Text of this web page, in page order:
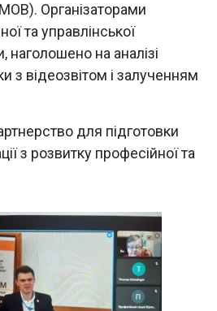
Організаторами
та управлінської
наголошено на аналізі
з відеозвітом і залученням
для підготовки
з розвитку професійної та